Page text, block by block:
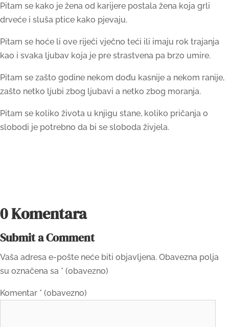
Pitam se kako je žena od karijere postala žena koja grli
drveće i sluša ptice kako pjevaju.
Pitam se hoće li ove riječi vječno teći ili imaju rok trajanja
kao i svaka ljubav koja je pre strastvena pa brzo umire.
Pitam se zašto godine nekom dođu kasnije a nekom ranije,
zašto netko ljubi zbog ljubavi a netko zbog moranja.
Pitam se koliko života u knjigu stane, koliko pričanja o
slobodi je potrebno da bi se sloboda živjela.
0 Komentara
Submit a Comment
Vaša adresa e-pošte neće biti objavljena. Obavezna polja
su označena sa * (obavezno)
Komentar * (obavezno)